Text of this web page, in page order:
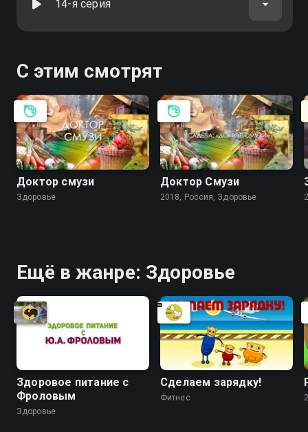
14-я серия
С этим смотрят
Дoктоp смузи
Здоровье
Доктор Смузи
2018, Россия, Здоровье
Ещё в жанре: Здоровье
Здоровое питание с
Фроловым
Здоровье
Сделаем зарядку!
Фитнес